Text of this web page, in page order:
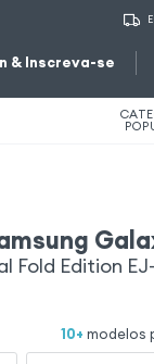
& Inscreva-se
Fold Edition
10+ modelos